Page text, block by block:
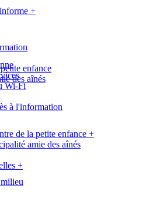
enfance
des aînés
+
Wi-Fi
à l'information
de la petite enfance +
amie des aînés
+